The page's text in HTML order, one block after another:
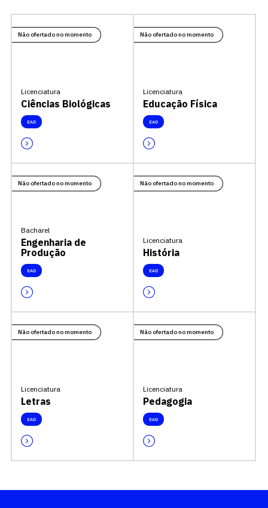
Não ofertado no momento
Licenciatura
Ciências Biológicas
EAD
Não ofertado no momento
Licenciatura
Educação Física
EAD
Não ofertado no momento
Bacharel
Engenharia de
Produção
EAD
Não ofertado no momento
Licenciatura
História
EAD
Não ofertado no momento
Licenciatura
Letras
EAD
Não ofertado no momento
Licenciatura
Pedagogia
EAD
Escolha a vaga que você